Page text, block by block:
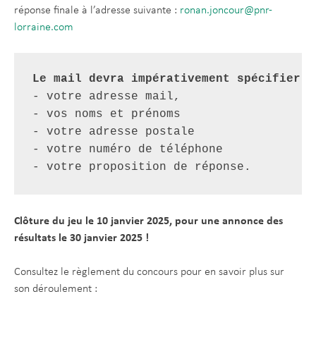
réponse finale à l’adresse suivante : ronan.joncour@pnr-
lorraine.com
Le mail devra impérativement spécifier :
- votre adresse mail,
- vos noms et prénoms
- votre adresse postale
- votre numéro de téléphone
- votre proposition de réponse.
Clôture du jeu le 10 janvier 2025, pour une annonce des
résultats le 30 janvier 2025 !
Consultez le règlement du concours pour en savoir plus sur
son déroulement :